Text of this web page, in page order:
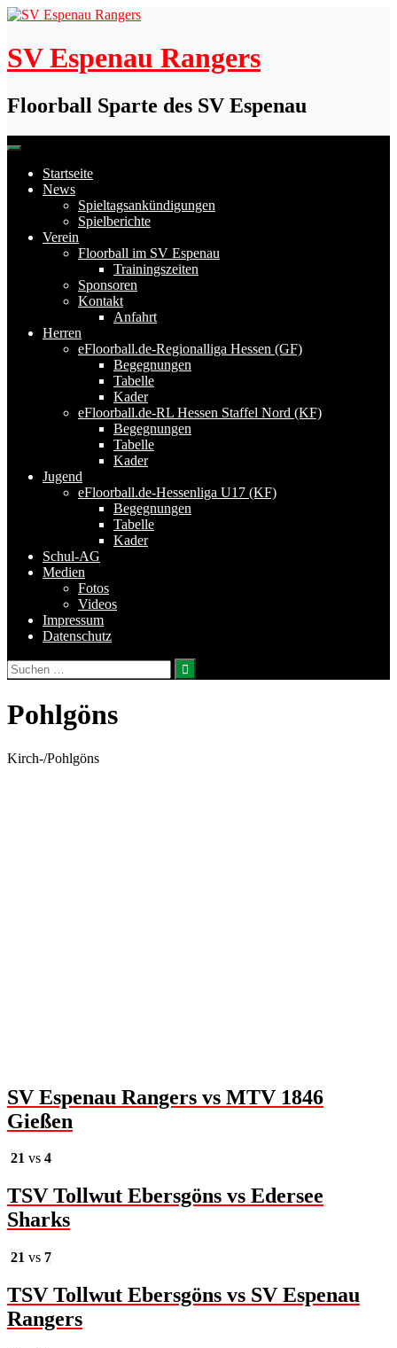
Skip
content
SV Espenau Rangers
Floorball Sparte des SV Espenau
Startseite
News
Spieltagsankündigungen
Spielberichte
Verein
Floorball im SV Espenau
Trainingszeiten
Sponsoren
Kontakt
Anfahrt
Herren
eFloorball.de-Regionalliga Hessen (GF)
Begegnungen
Tabelle
Kader
eFloorball.de-RL Hessen Staffel Nord (KF)
Begegnungen
Tabelle
Kader
Jugend
eFloorball.de-Hessenliga U17 (KF)
Begegnungen
Tabelle
Kader
Schul-AG
Medien
Fotos
Videos
Impressum
Datenschutz
Suchen
nach:
Pohlgöns
Kirch-/Pohlgöns
SV Espenau Rangers vs MTV 1846
Gießen
21 vs 4
TSV Tollwut Ebersgöns vs Edersee
Sharks
21 vs 7
TSV Tollwut Ebersgöns vs SV Espenau
Rangers